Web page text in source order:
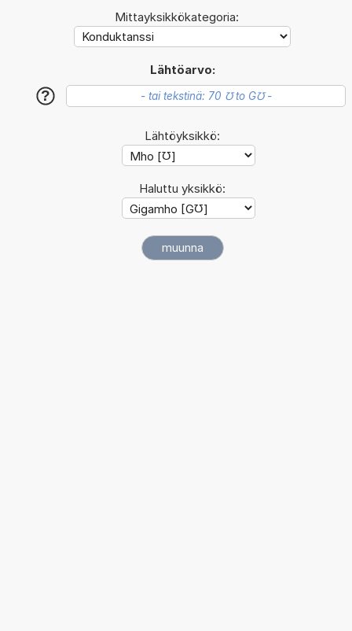
Mittayksikkökategoria:
Lähtöarvo:
?
Lähtöyksikkö:
Haluttu yksikkö: